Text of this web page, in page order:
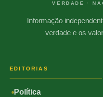
VERDADE ·
Informação
verdade e os
EDITORIAS
Política